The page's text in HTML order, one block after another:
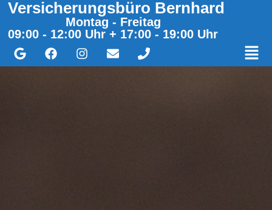
Versicherungsbüro Bernhard
Montag - Freitag
09:00 - 12:00 Uhr + 17:00 - 19:00 Uhr